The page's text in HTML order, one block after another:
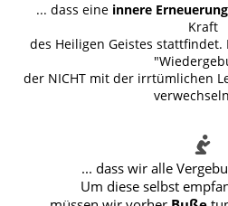
... dass eine innere
Kraft
des Heiligen Geistes
der NICHT mit der irrtümlichen
... dass wir alle
Um diese selbst